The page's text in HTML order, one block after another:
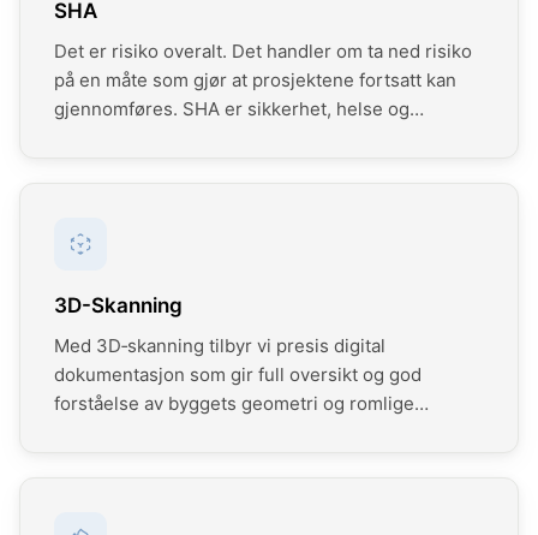
SHA
Det er risiko overalt. Det handler om ta ned risiko
på en måte som gjør at prosjektene fortsatt kan
gjennomføres. SHA er sikkerhet, helse og
SHA‑styring er avgjørende for trygge og effektive
prosjektets levetid – fra risikovurderinger og
bygge- og anleggsfasen.
3D-Skanning
Med 3D‑skanning tilbyr vi presis digital
dokumentasjon som gir full oversikt og god
forståelse av byggets geometri og romlige
beslutningsgrunnlag i planlegging, prosjektering,